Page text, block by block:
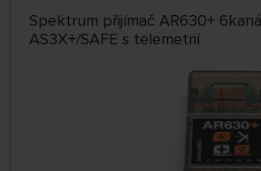
Spektrum přijímač AR630+
AS3X+/SAFE s telemetrií